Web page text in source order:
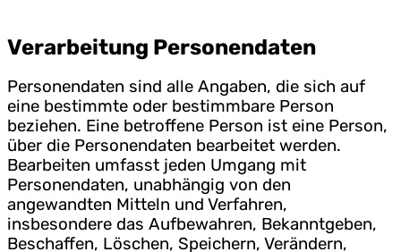
Verarbeitung Personendaten
Personendaten sind alle Angaben, die sich auf
eine bestimmte oder bestimmbare Person
beziehen. Eine betroffene Person ist eine Person,
über die Personendaten bearbeitet werden.
Bearbeiten umfasst jeden Umgang mit
Personendaten, unabhängig von den
angewandten Mitteln und Verfahren,
insbesondere das Aufbewahren, Bekanntgeben,
Beschaffen, Löschen, Speichern, Verändern,